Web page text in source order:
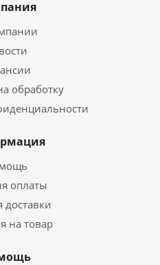
обработку
оплаты
доставки
на товар